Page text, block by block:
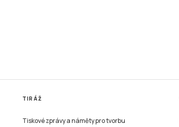
TIRÁŽ
Tiskové zprávy a náměty pro tvorbu